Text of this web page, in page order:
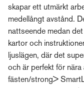
skapar ett utmärkt
medellångt avstånd.
nattseende medan
kartor och
ljuslägen, där det
och är perfekt för
fästen/strong>